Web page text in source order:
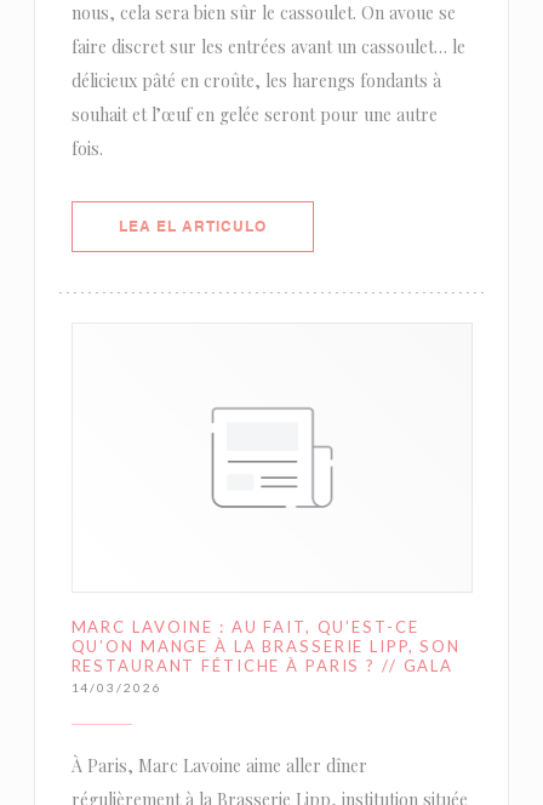
nous, cela sera bien sûr le cassoulet. On avoue se
faire discret sur les entrées avant un cassoulet… le
délicieux pâté en croûte, les harengs fondants à
souhait et l’œuf en gelée seront pour une autre
fois.
LEA EL ARTICULO((ABRE EN UNA NUEVA
MARC LAVOINE : AU FAIT, QU’EST-CE
QU’ON MANGE À LA BRASSERIE LIPP, SON
RESTAURANT FÉTICHE À PARIS ? // GALA
14/03/2026
À Paris, Marc Lavoine aime aller dîner
régulièrement à la Brasserie Lipp, institution située